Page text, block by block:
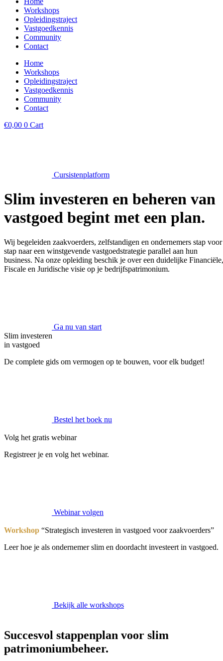
Workshops
Opleidingstraject
Vastgoedkennis
Community
Contact
Home
Workshops
Opleidingstraject
Vastgoedkennis
Community
Contact
€0,00 0 Cart
Cursistenplatform
Slim investeren en beheren van
vastgoed begint met een plan.
Wij begeleiden zaakvoerders, zelfstandigen en ondernemers stap voor
stap naar een winstgevende vastgoedstrategie parallel aan hun
business. Na onze opleiding beschik je over een duidelijke Financiële,
Fiscale en Juridische visie op je bedrijfspatrimonium.
Ga nu van start
Slim investeren
in vastgoed
De complete gids om vermogen op te bouwen, voor elk budget!
Bestel het boek nu
Volg het gratis webinar
Registreer je en volg het webinar.
Webinar volgen
Workshop “Strategisch investeren in vastgoed voor zaakvoerders”
Leer hoe je als ondernemer slim en doordacht investeert in vastgoed.
Bekijk alle workshops
Succesvol stappenplan voor slim
patrimoniumbeheer.